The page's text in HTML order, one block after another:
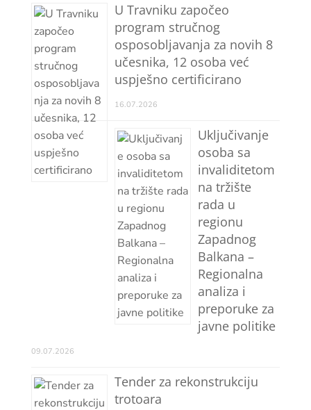
U Travniku započeo
program stručnog
osposobljavanja za novih 8
učesnika, 12 osoba već
uspješno certificirano
16.07.2026
Uključivanje
osoba sa
invaliditetom
na tržište
rada u
regionu
Zapadnog
Balkana –
Regionalna
analiza i
preporuke za
javne politike
09.07.2026
Tender za rekonstrukciju
trotoara